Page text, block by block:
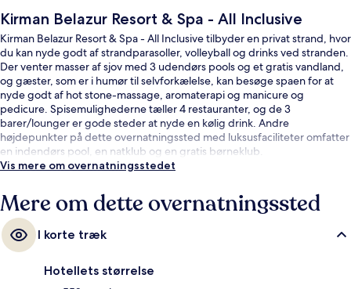
Kirman Belazur Resort & Spa - All Inclusive
Kirman Belazur Resort & Spa - All Inclusive tilbyder en privat strand, hvor
du kan nyde godt af strandparasoller, volleyball og drinks ved stranden.
Der venter masser af sjov med 3 udendørs pools og et gratis vandland,
og gæster, som er i humør til selvforkælelse, kan besøge spaen for at
nyde godt af hot stone-massage, aromaterapi og manicure og
pedicure. Spisemulighederne tæller 4 restauranter, og de 3
barer/lounger er gode steder at nyde en kølig drink. Andre
højdepunkter på dette overnatningssted med luksusfaciliteter omfatter
en indendørs pool, en natklub og en gratis børneklub.
Vis mere om overnatningsstedet
Mere om dette overnatningssted
I korte træk
Hotellets størrelse